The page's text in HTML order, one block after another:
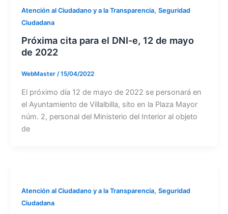
Atención al Ciudadano y a la Transparencia, Seguridad
Ciudadana
Próxima cita para el DNI-e, 12 de mayo
de 2022
WebMaster /15/04/2022
El próximo día 12 de mayo de 2022 se personará en
el Ayuntamiento de Villalbilla, sito en la Plaza Mayor
núm. 2, personal del Ministerio del Interior al objeto
de
Atención al Ciudadano y a la Transparencia, Seguridad
Ciudadana